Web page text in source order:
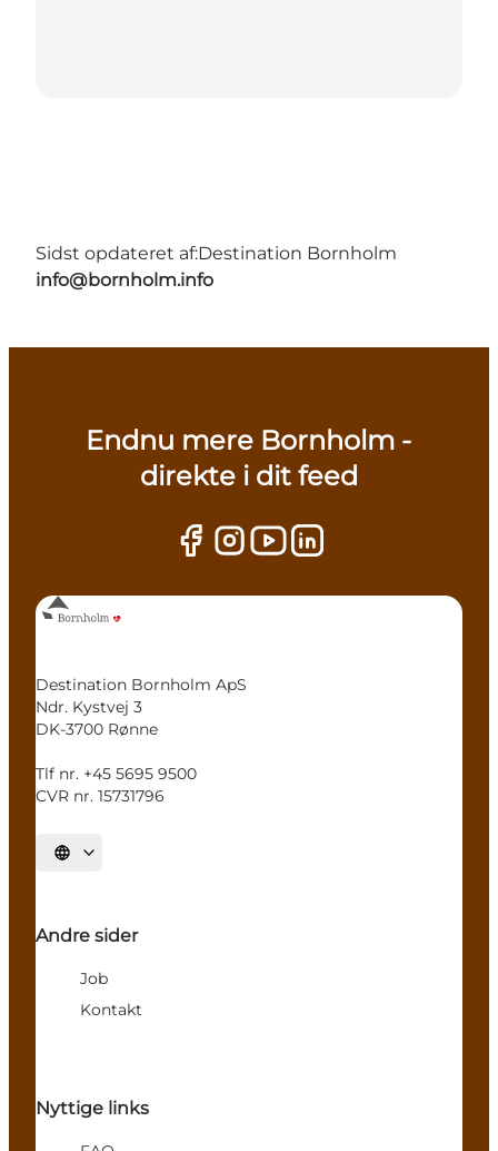
Sidst opdateret af:Destination Bornholm
info@bornholm.info
Endnu mere Bornholm -
direkte i dit feed
Destination Bornholm ApS
Ndr. Kystvej 3
DK-3700 Rønne
Tlf nr. +45 5695 9500
CVR nr. 15731796
Vælg sprog
Andre sider
Job
Kontakt
Nyttige links